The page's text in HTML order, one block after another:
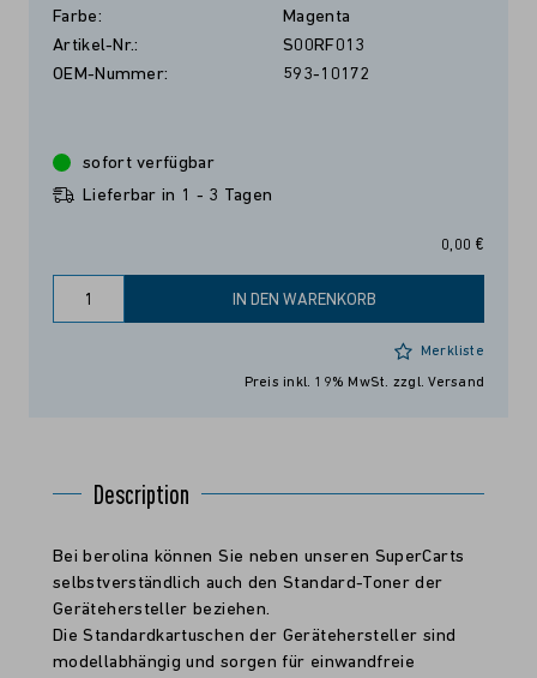
Farbe:
Magenta
Artikel-Nr.:
S00RF013
OEM-Nummer:
593-10172
0,00 €
sofort verfügbar
Lieferbar in 1 - 3 Tagen
IN DEN WARENKORB
Merkliste
Preis inkl. 19% MwSt. zzgl. Versand
Description
Bei berolina können Sie neben unseren SuperCarts
selbstverständlich auch den Standard-Toner der
Gerätehersteller beziehen.
Die Standardkartuschen der Gerätehersteller sind
modellabhängig und sorgen für einwandfreie